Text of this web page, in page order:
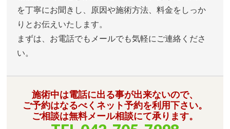
を丁寧にお聞きし、原因や施術方法、料金をしっか
りとお伝えいたします。
まずは、お電話でもメールでも気軽にご連絡くださ
い。
施術中は電話に出る事が出来ないので、
ご予約はなるべくネット予約を利用下さい。
ご相談は無料メール相談にて承ります。